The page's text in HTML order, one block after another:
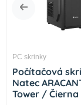
PC skrinky
Počítačová
Natec
Tower / Čierna